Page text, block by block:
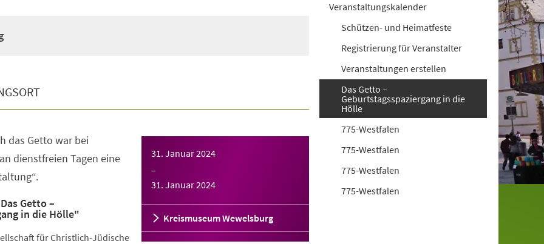
31. Januar 2024
–
31. Januar 2024
Kreismuseum Wewelsburg
das Getto war bei
dienstfreien Tagen eine
Getto –
in die Hölle"
für Christlich-Jüdische
Veranstaltungskalender
Schützen- und Heimatfeste
Registrierung für Veranstalter
Veranstaltungen erstellen
Das Getto –
Geburtstagsspaziergang in die
Hölle
775-Westfalen
775-Westfalen
775-Westfalen
775-Westfalen